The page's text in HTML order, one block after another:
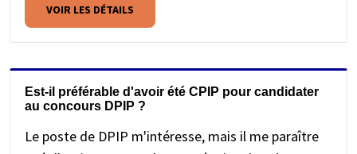
VOIR LES DÉTAILS
Est-il préférable d'avoir été CPIP pour candidater
au concours DPIP ?
Le poste de DPIP m'intéresse, mais il me paraître